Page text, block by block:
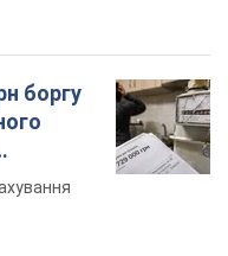
боргу